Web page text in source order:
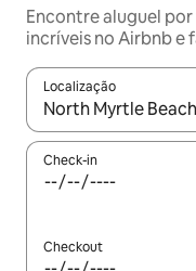
Encontre aluguel
incríveis no Airbnb e
Localização
Quando os
Check-in
Checkout